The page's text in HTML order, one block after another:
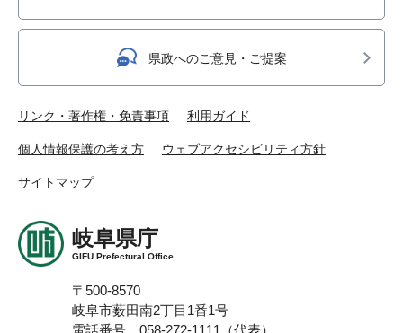
県政へのご意見・ご提案
リンク・著作権・免責事項 利用ガイド
個人情報保護の考え方 ウェブアクセシビリティ方針
サイトマップ
岐阜県庁
GIFU Prefectural Office
〒500-8570
岐阜市薮田南2丁目1番1号
電話番号 058-272-1111（代表）